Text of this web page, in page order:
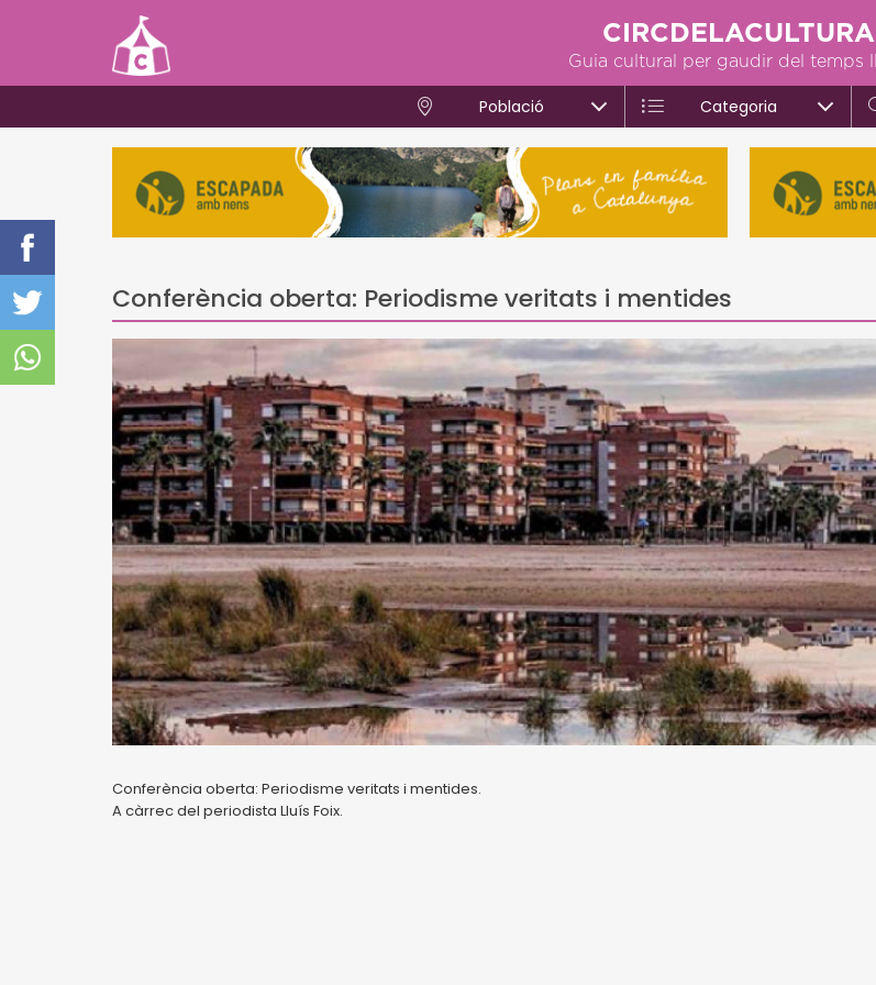
CIRCDELACULTURA
Guia cultural per gaudir del temps
Població Categoria
Conferència oberta: Periodisme veritats i mentides
Conferència oberta: Periodisme veritats i mentides.
A càrrec del periodista Lluís Foix.